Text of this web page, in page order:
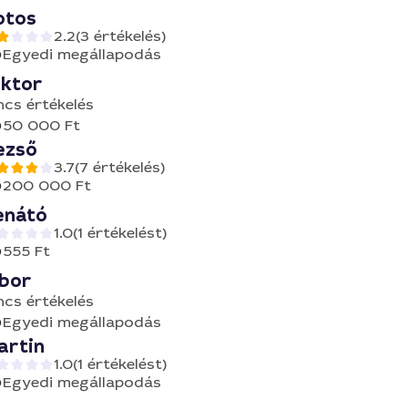
2.2(3 értékelés)
Egyedi megállapodás
értékelés
50 000 Ft
3.7(7 értékelés)
200 000 Ft
1.0(1 értékelést)
555 Ft
értékelés
Egyedi megállapodás
1.0(1 értékelést)
Egyedi megállapodás